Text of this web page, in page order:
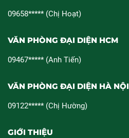
09658***** (Chị Hoạt)
VĂN PHÒNG ĐẠI DIỆN HCM
09467***** (Anh Tiến)
VĂN PHÒNG ĐẠI DIỆN HÀ NỘI
09122***** (Chị Hường)
GIỚI THIỆU